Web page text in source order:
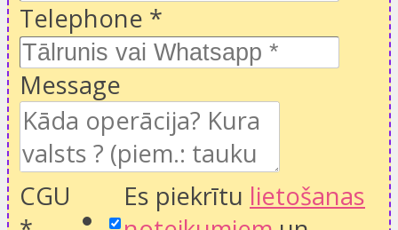
Telephone *
Message
CGU
Es piekrītu lietošanas